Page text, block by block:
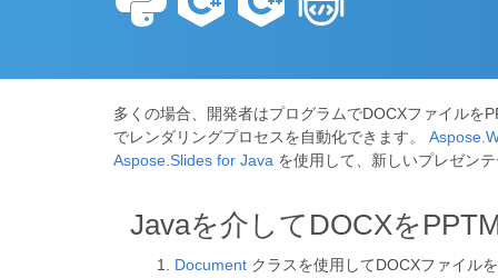
多くの場合、開発者はプログラムでDOCXファイル
でレンダリングプロセスを自動化できます。
Aspose.Slides for Java を使用して、新しいプレゼン
Javaを介してDOCXを
Document クラスを使用してDOCXファイル